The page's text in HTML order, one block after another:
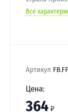
Все
Артикул
Цена:
364 ₽